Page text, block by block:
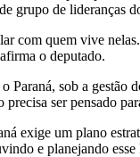
grupo de lideranças
com quem vive
o deputado.
Paraná, sob a
ser pensado
exige um plano
e planejando